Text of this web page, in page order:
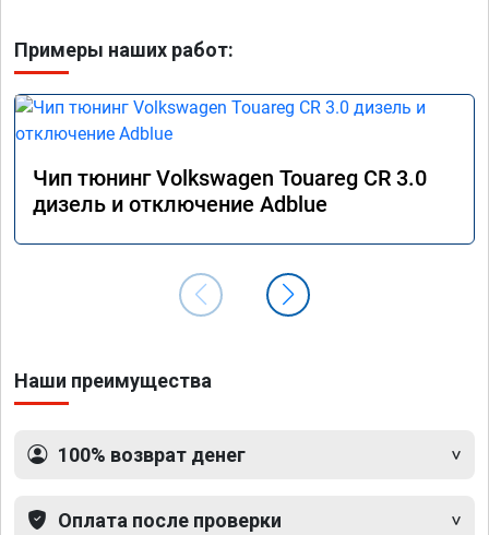
Примеры наших работ:
Чип тюнинг Volkswagen Touareg CR 3.0
дизель и отключение Adblue
Наши преимущества
100% возврат денег
Оплата после проверки